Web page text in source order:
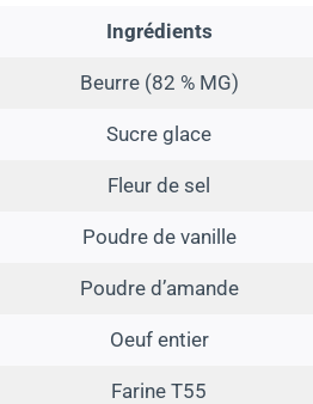
Ingrédients
Beurre (82 % MG)
Sucre glace
Fleur de sel
Poudre de vanille
Poudre d’amande
Oeuf entier
Farine T55